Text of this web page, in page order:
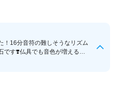
！16分音符の難しそうなリズム
です❣️仏具でも音色が増えると